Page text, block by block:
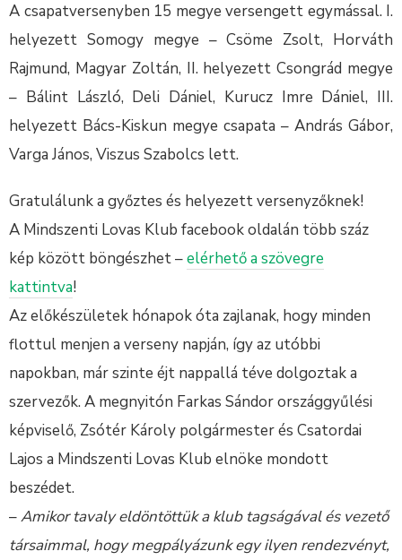
A csapatversenyben 15 megye versengett egymással. I.
helyezett Somogy megye – Csöme Zsolt, Horváth
Rajmund, Magyar Zoltán, II. helyezett Csongrád megye
– Bálint László, Deli Dániel, Kurucz Imre Dániel, III.
helyezett Bács-Kiskun megye csapata – András Gábor,
Varga János, Viszus Szabolcs lett.
Gratulálunk a győztes és helyezett versenyzőknek!
A Mindszenti Lovas Klub facebook oldalán több száz
kép között böngészhet –elérhető a szövegre
kattintva!
Az előkészületek hónapok óta zajlanak, hogy minden
flottul menjen a verseny napján, így az utóbbi
napokban, már szinte éjt nappallá téve dolgoztak a
szervezők. A megnyitón Farkas Sándor országgyűlési
képviselő, Zsótér Károly polgármester és Csatordai
Lajos a Mindszenti Lovas Klub elnöke mondott
beszédet.
–Amikor tavaly eldöntöttük a klub tagságával és vezető
társaimmal, hogy megpályázunk egy ilyen rendezvényt,